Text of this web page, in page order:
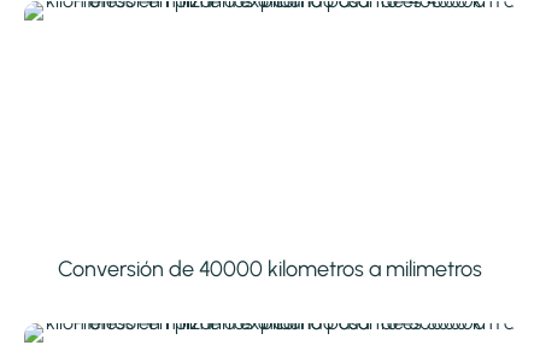
Conversión de 40000 kilometros a milimetros